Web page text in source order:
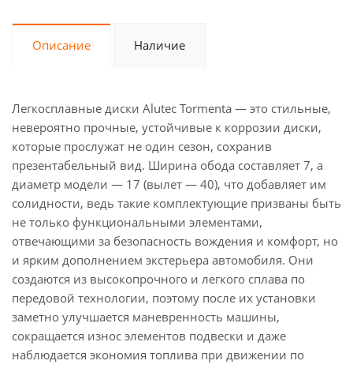
Описание Наличие
Легкосплавные диски Alutec Tormenta — это стильные,
невероятно прочные, устойчивые к коррозии диски,
которые прослужат не один сезон, сохранив
презентабельный вид. Ширина обода составляет 7, а
диаметр модели — 17 (вылет — 40), что добавляет им
солидности, ведь такие комплектующие призваны быть
не только функциональными элементами,
отвечающими за безопасность вождения и комфорт, но
и ярким дополнением экстерьера автомобиля. Они
создаются из высокопрочного и легкого сплава по
передовой технологии, поэтому после их установки
заметно улучшается маневренность машины,
сокращается износ элементов подвески и даже
наблюдается экономия топлива при движении по